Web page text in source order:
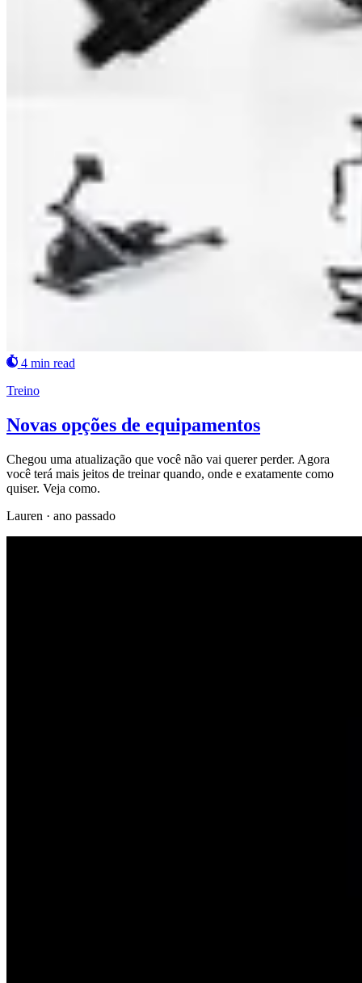
4 min read
Treino
Novas opções de equipamentos
Chegou uma atualização que você não vai querer perder. Agora
você terá mais jeitos de treinar quando, onde e exatamente como
quiser. Veja como.
Lauren · ano passado